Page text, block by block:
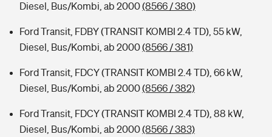
Diesel, Bus/Kombi, ab 2000(8566 / 380)
Ford Transit, FDBY (TRANSIT KOMBI 2.4 TD), 55 kW,
Diesel, Bus/Kombi, ab 2000(8566 / 381)
Ford Transit, FDCY (TRANSIT KOMBI 2.4 TD), 66 kW,
Diesel, Bus/Kombi, ab 2000(8566 / 382)
Ford Transit, FDCY (TRANSIT KOMBI 2.4 TD), 88 kW,
Diesel, Bus/Kombi, ab 2000(8566 / 383)